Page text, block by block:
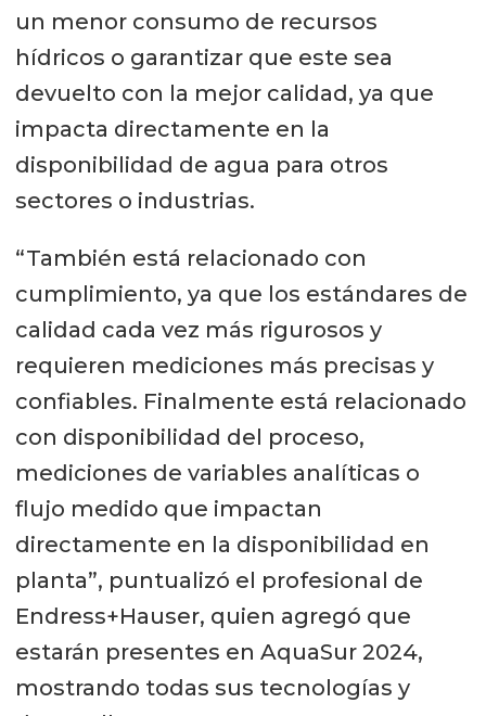
un menor consumo de recursos
hídricos o garantizar que este sea
devuelto con la mejor calidad, ya que
impacta directamente en la
disponibilidad de agua para otros
sectores o industrias.
“También está relacionado con
cumplimiento, ya que los estándares de
calidad cada vez más rigurosos y
requieren mediciones más precisas y
confiables. Finalmente está relacionado
con disponibilidad del proceso,
mediciones de variables analíticas o
flujo medido que impactan
directamente en la disponibilidad en
planta”, puntualizó el profesional de
Endress+Hauser, quien agregó que
estarán presentes en AquaSur 2024,
mostrando todas sus tecnologías y